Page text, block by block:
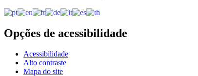
Opções de acessibilidade
Acessibilidade
Alto contraste
Mapa do site